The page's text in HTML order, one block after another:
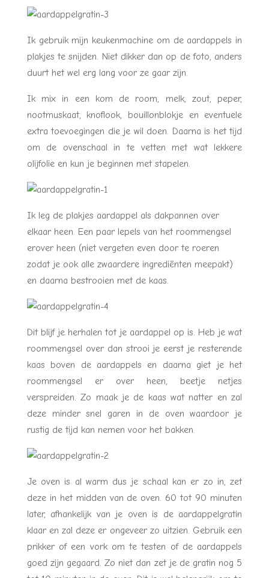
Ik gebruik mijn keukenmachine om de aardappels in
plakjes te snijden. Niet dikker dan op de foto, anders
duurt het wel erg lang voor ze gaar zijn.
Ik mix in een kom de room, melk, zout, peper,
nootmuskaat, knoflook, bouillonblokje en eventuele
extra toevoegingen die je wil doen. Daarna is het tijd
om de ovenschaal in te vetten met wat lekkere
olijfolie en kun je beginnen met stapelen.
Ik leg de plakjes aardappel als dakpannen over
elkaar heen. Een paar lepels van het roommengsel
erover heen (niet vergeten even door te roeren
zodat je ook alle zwaardere ingrediënten meepakt)
en daarna bestrooien met de kaas.
Dit blijf je herhalen tot je aardappel op is. Heb je wat
roommengsel over dan strooi je eerst je resterende
kaas boven de aardappels en daarna giet je het
roommengsel er over heen, beetje netjes
verspreiden. Zo maak je de kaas wat natter en zal
deze minder snel garen in de oven waardoor je
rustig de tijd kan nemen voor het bakken.
Je oven is al warm dus je schaal kan er zo in, zet
deze in het midden van de oven. 60 tot 90 minuten
later, afhankelijk van je oven is de aardappelgratin
klaar en zal deze er ongeveer zo uitzien. Gebruik een
prikker of een vork om te testen of de aardappels
goed zijn gegaard. Zo niet dan zet je de gratin nog 5